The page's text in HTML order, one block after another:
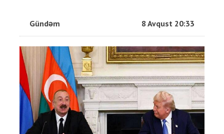
Gündəm 8 Avqust 20:33